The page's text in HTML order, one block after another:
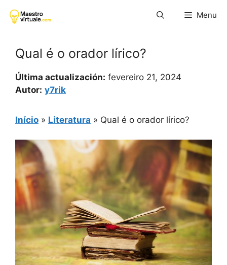
para
Menu
Qual é o orador lírico?
Última actualización: fevereiro 21, 2024
Autor: y7rik
Início » Literatura » Qual é o orador lírico?